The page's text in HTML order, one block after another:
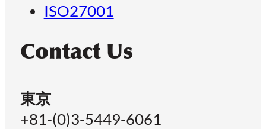
ISO27001
Contact Us
東京
+81-(0)3-5449-6061